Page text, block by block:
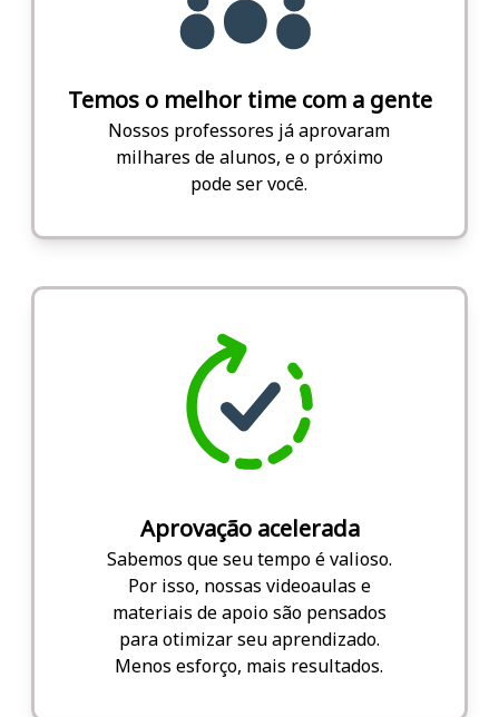
Temos o melhor time com a gente
Nossos professores já aprovaram
milhares de alunos, e o próximo
pode ser você.
Aprovação acelerada
Sabemos que seu tempo é valioso.
Por isso, nossas videoaulas e
materiais de apoio são pensados
para otimizar seu aprendizado.
Menos esforço, mais resultados.